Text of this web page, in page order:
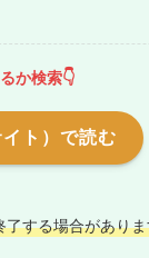
か検索👇
ト）で読む
する場合があり